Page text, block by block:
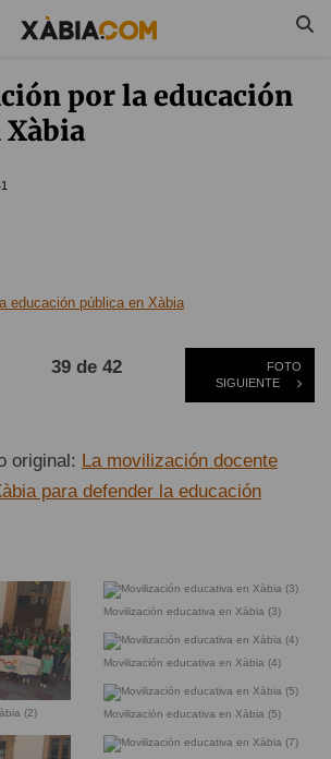
por la educación
39 de 42
FOTO
SIGUIENTE
original: La movilización docente
para defender la educación
(2)
Movilización educativa en Xàbia (3)
Movilización educativa en Xàbia (4)
Movilización educativa en Xàbia (5)